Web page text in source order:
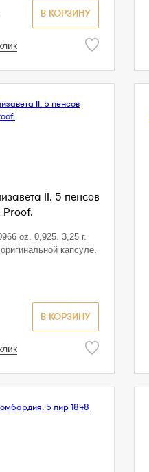
В КОРЗИНУ
II. 5 пенсов
Proof.
oz. 0,925. 3,25 г.
капсуле.
В КОРЗИНУ